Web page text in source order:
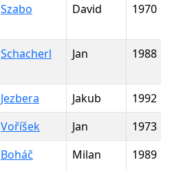
Szabo David 1970
Schacherl Jan 1988
Jezbera Jakub
1992
Voříšek Jan
1973
Boháč Milan 1989